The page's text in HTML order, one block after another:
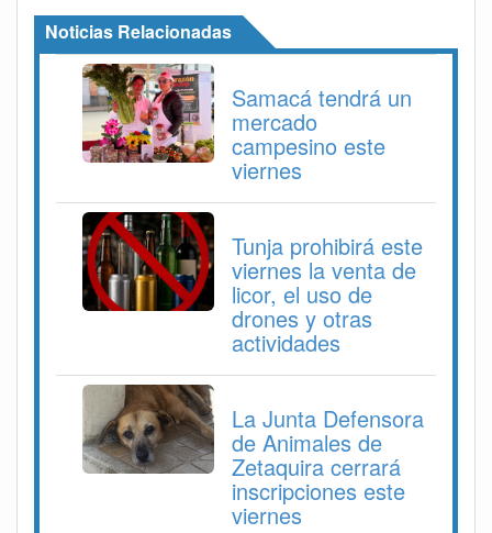
Noticias Relacionadas
Samacá tendrá un
mercado
campesino este
viernes
Tunja prohibirá este
viernes la venta de
licor, el uso de
drones y otras
actividades
La Junta Defensora
de Animales de
Zetaquira cerrará
inscripciones este
viernes